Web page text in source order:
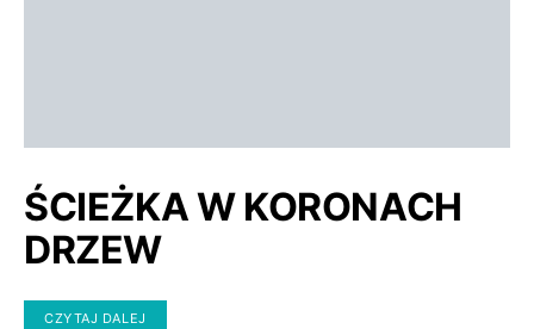
ŚCIEŻKA W KORONACH
DRZEW
CZYTAJ DALEJ